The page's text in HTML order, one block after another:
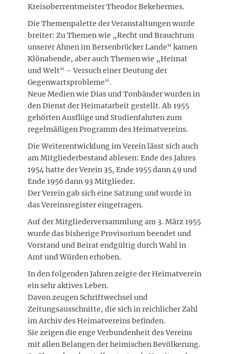
Kreisoberrentmeister Theodor Bekehermes.
Die Themenpalette der Veranstaltungen wurde
breiter: Zu Themen wie „Recht und Brauchtum
unserer Ahnen im Bersenbrücker Lande“ kamen
Klönabende, aber auch Themen wie „Heimat
und Welt“ – Versuch einer Deutung der
Gegenwartsprobleme“.
Neue Medien wie Dias und Tonbänder wurden in
den Dienst der Heimatarbeit gestellt. Ab 1955
gehörten Ausflüge und Studienfahrten zum
regelmäßigen Programm des Heimatvereins.
Die Weiterentwicklung im Verein lässt sich auch
am Mitgliederbestand ablesen: Ende des Jahres
1954 hatte der Verein 35, Ende 1955 dann 49 und
Ende 1956 dann 93 Mitglieder.
Der Verein gab sich eine Satzung und wurde in
das Vereinsregister eingetragen.
Auf der Mitgliederversammlung am 3. März 1955
wurde das bisherige Provisorium beendet und
Vorstand und Beirat endgültig durch Wahl in
Amt und Würden erhoben.
In den folgenden Jahren zeigte der Heimatverein
ein sehr aktives Leben.
Davon zeugen Schriftwechsel und
Zeitungsausschnitte, die sich in reichlicher Zahl
im Archiv des Heimatvereins befinden.
Sie zeigen die enge Verbundenheit des Vereins
mit allen Belangen der heimischen Bevölkerung.